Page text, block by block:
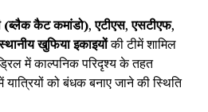
(ब्लैक कैट कमांडो),एटीएस,एसटीएफ,
खुफिया इकाइयोंकी टीमें शामिल
में काल्पनिक परिदृश्य के तहत
को बंधक बनाए जाने की स्थिति